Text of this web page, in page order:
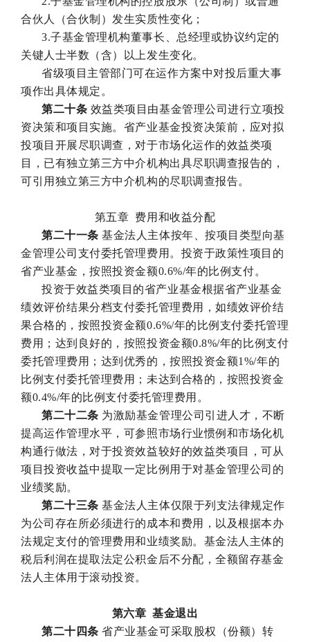
合伙人（合伙制）发生实质性变化；
3.子基金管理机构董事长、总经理或协议约定的
关键人士半数（含）以上发生变化。
省级项目主管部门可在运作方案中对投后重大事
项作出具体规定。
第二十条 效益类项目由基金管理公司进行立项投
资决策和项目实施。省产业基金投资决策前，应对拟
投项目开展尽职调查，对于市场化运作的效益类项
目，已有独立第三方中介机构出具尽职调查报告的，
可引用独立第三方中介机构的尽职调查报告。
第五章 费用和收益分配
第二十一条 基金法人主体按年、按项目类型向基
金管理公司支付委托管理费用。投资于政策性项目的
省产业基金，按照投资金额0.6%/年的比例支付。
投资于效益类项目的省产业基金根据省产业基金
绩效评价结果分档支付委托管理费用，如绩效评价结
果合格的，按照投资金额0.6%/年的比例支付委托管理
费用；达到良好的，按照投资金额0.8%/年的比例支付
委托管理费用；达到优秀的，按照投资金额1%/年的
比例支付委托管理费用；未达到合格的，按照投资金
额0.4%/年的比例支付委托管理费用。
第二十二条 为激励基金管理公司引进人才，不断
提高运作管理水平，可参照市场行业惯例和市场化机
构通行做法，对于投资效益较好的效益类项目，可从
项目投资收益中提取一定比例用于对基金管理公司的
业绩奖励。
第二十三条 基金法人主体仅限于列支法律规定作
为公司存在所必须进行的成本和费用，以及根据本办
法规定支付的管理费用和业绩奖励。基金法人主体的
税后利润在提取法定公积金后不分配，全额留存基金
法人主体用于滚动投资。
第六章 基金退出
第二十四条 省产业基金可采取股权（份额）转